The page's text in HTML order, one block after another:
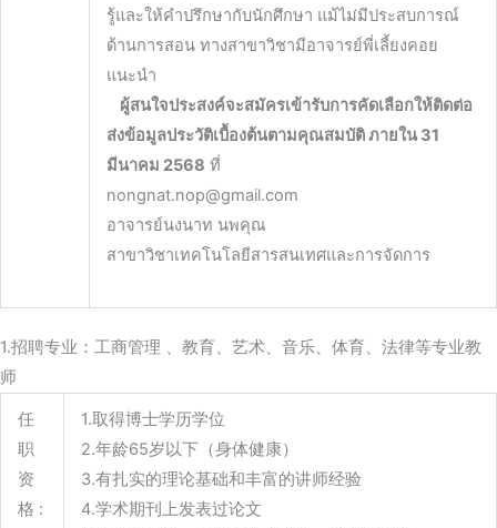
รู้และให้คำปรึกษากับนักศึกษา แม้ไม่มีประสบการณ์
ด้านการสอน ทางสาขาวิชามีอาจารย์พี่เลี้ยงคอย
แนะนำ
ผู้สนใจประสงค์จะสมัครเข้ารับการคัดเลือกให้ติดต่อ
ส่งข้อมูลประวัติเบื้องต้นตามคุณสมบัติภายใน 31
มีนาคม 2568 ที่
nongnat.nop@gmail.com
อาจารย์นงนาท นพคุณ
สาขาวิชาเทคโนโลยีสารสนเทศและการจัดการ
1.招聘专业：工商管理 、教育、艺术、音乐、体育、法律等专业教
师
任
职
资
格 :
1.取得博士学历学位
2.年龄65岁以下（身体健康）
3.有扎实的理论基础和丰富的讲师经验
4.学术期刊上发表过论文